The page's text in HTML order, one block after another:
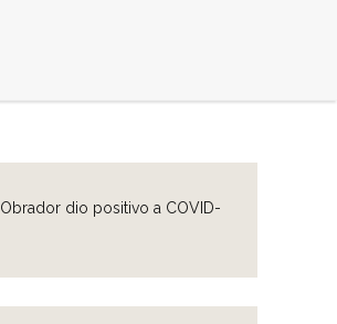
Obrador dio positivo a COVID-